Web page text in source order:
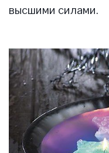
высшими силами.